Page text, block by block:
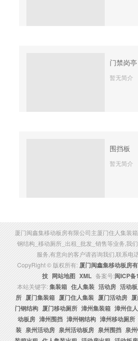
门禁岗亭
暂无简介
围挡板
暂无简介
厦门闽鑫集移动板房有限公司主厦门住人集装
钢结构_移动厕所_出租_批发_销售等业务,我
服务,有意向的客户请咨询我们,联系电
CopyRight © 版权所有: 厦门闽鑫集移动板房
技 网站地图 XML 备案号:闽ICP
本站关键字:集装箱 住人集装 活动房 活动
所 厦门集装箱 厦门住人集装 厦门活动房
门钢结构 厦门移动厕所 漳州集装箱 漳州住
动板房 漳州围挡 漳州钢结构 漳州移动厕所
装 泉州活动房 泉州活动板房 泉州围挡 泉